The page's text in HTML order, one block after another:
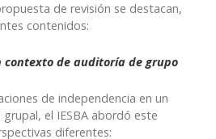
de revisión se destacan,
contenidos:
contexto de auditoría de grupo
de independencia en un
el IESBA abordó este
diferentes: